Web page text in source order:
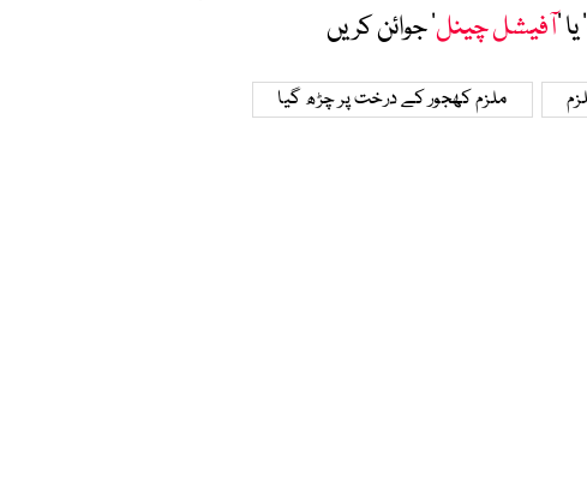
‘ یا ’آفیشل چینل‘ جوائن کریں
ملزم کھجور کے درخت پر چڑھ گیا